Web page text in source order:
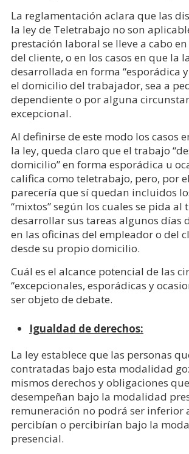
La reglamentación aclara que las
la ley de Teletrabajo no son
prestación laboral se lleve a cabo
del cliente, o en los casos en que la
desarrollada en forma “esporádica
el domicilio del trabajador, sea a
dependiente o por alguna
excepcional.
Al definirse de este modo los casos
la ley, queda claro que el trabajo
domicilio” en forma esporádica u
califica como teletrabajo, pero, por
parecería que sí quedan incluidos
“mixtos” según los cuales se pida
desarrollar sus tareas algunos días
en las oficinas del empleador o del
desde su propio domicilio.
Cuál es el alcance potencial de las
“excepcionales, esporádicas y
ser objeto de debate.
Igualdad de derechos:
La ley establece que las personas
contratadas bajo esta modalidad
mismos derechos y obligaciones
desempeñan bajo la modalidad
remuneración no podrá ser inferior
percibían o percibirían bajo la
presencial.